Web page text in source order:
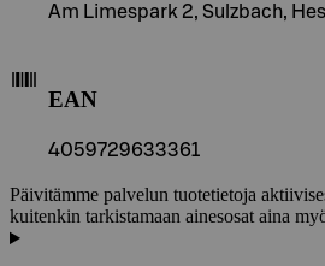
Am Limespark 2, Sulzbach,
EAN
4059729633361
Päivitämme palvelun tuotetietoja
kuitenkin tarkistamaan ainesosat aina